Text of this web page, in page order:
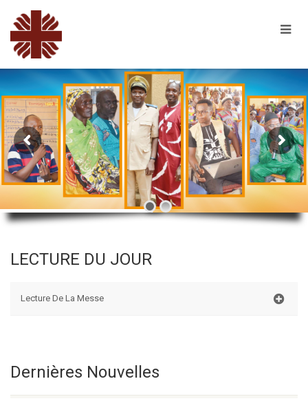
LECTURE DU JOUR
Lecture De La Messe
La 18e Semaine
Du Temps Ordinaire
Dernières Nouvelles